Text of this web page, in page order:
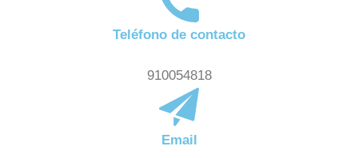
Teléfono de contacto
910054818
Email